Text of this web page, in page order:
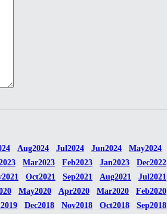
Aug2024 Jul2024 Jun2024 May2024
Mar2023 Feb2023 Jan2023 Dec2022
Oct2021 Sep2021 Aug2021 Jul2021
May2020 Apr2020 Mar2020 Feb2020
Dec2018 Nov2018 Oct2018 Sep2018